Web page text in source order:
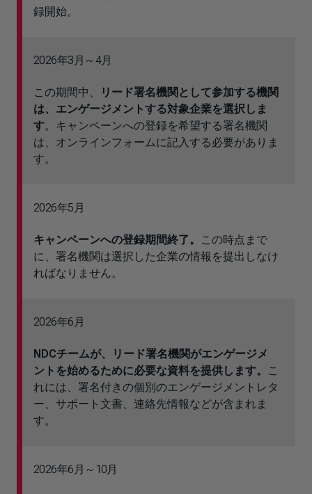
録開始。
2026年3月～4月
この期間中、
リード署名機関として参加する機関
は、エンゲージメントする対象企業を選択しま
す。キャンペーンへの登録を希望する署名機関
は、オンラインフォームに記入する必要がありま
す。
2026年5月
キャンペーンへの登録期間終了。
この時点まで
に、署名機関は選択した企業の情報を提出しなけ
ればなりません。
2026年6月
NDCチームが、リード署名機関がエンゲージメ
ントを始めるために必要な資料を提供します。
こ
れには、署名付きの個別のエンゲージメントレタ
ー、サポート文書、連絡先情報などが含まれま
す。
2026年6月～10月